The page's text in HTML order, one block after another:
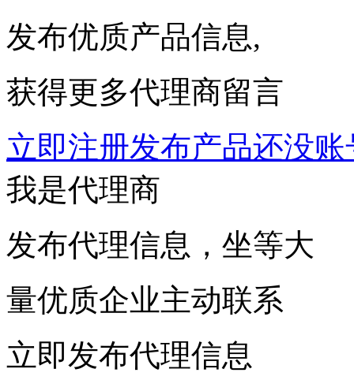
发布优质产品信息,
获得更多代理商留言
立即注册发布产品还没账
我是代理商
发布代理信息，坐等大
量优质企业主动联系
立即发布代理信息